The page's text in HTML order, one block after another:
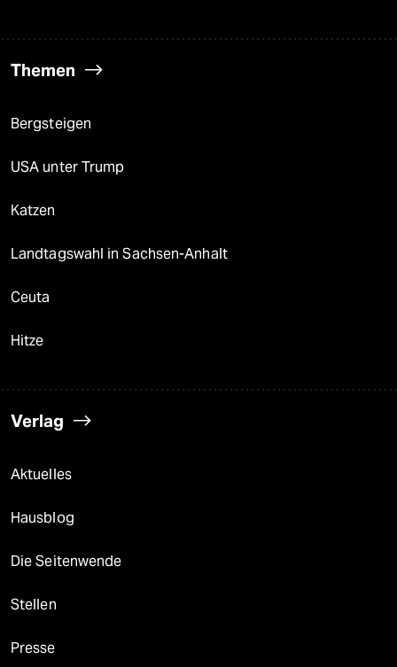
Themen
Bergsteigen
USA unter Trump
Katzen
Landtagswahl in Sachsen-Anhalt
Ceuta
Hitze
Verlag
Aktuelles
Hausblog
Die Seitenwende
Stellen
Presse